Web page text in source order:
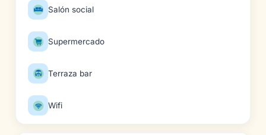
Salón social
Supermercado
Terraza bar
Wifi